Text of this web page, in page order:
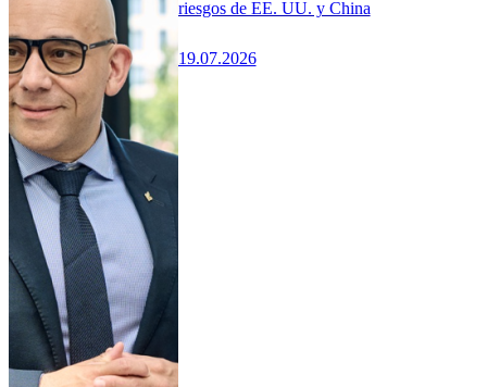
riesgos de EE. UU. y China
19.07.2026